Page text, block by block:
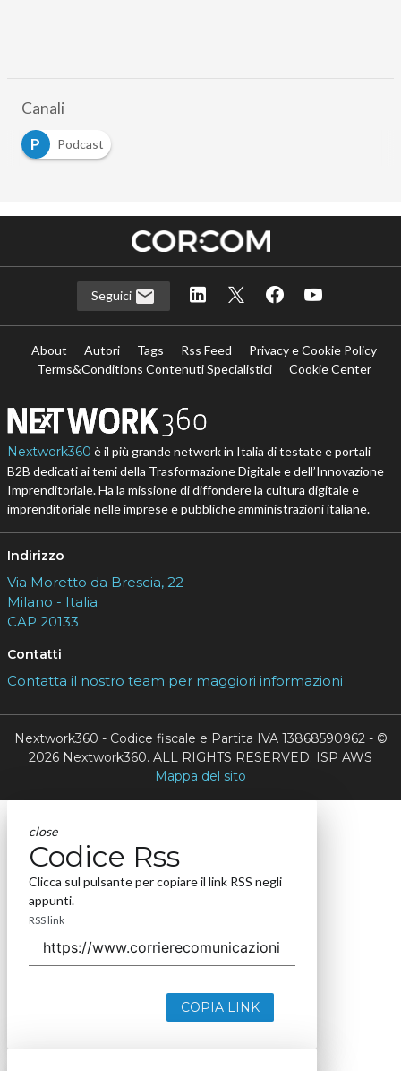
Canali
P
Podcast
Seguici
About Autori Tags Rss Feed
Privacy e Cookie Policy
Terms&Conditions Contenuti Specialistici
Cookie Center
Nextwork360 è il più grande network in Italia di testate e portali
B2B dedicati ai temi della Trasformazione Digitale e dell’Innovazione
Imprenditoriale. Ha la missione di diffondere la cultura digitale e
imprenditoriale nelle imprese e pubbliche amministrazioni italiane.
Indirizzo
Via Moretto da Brescia, 22
Milano - Italia
CAP 20133
Contatti
Contatta il nostro team per maggiori informazioni
Nextwork360 - Codice fiscale e Partita IVA 13868590962 - ©
2026 Nextwork360. ALL RIGHTS RESERVED. ISP AWS
Mappa del sito
close
Codice Rss
Clicca sul pulsante per copiare il link RSS negli
appunti.
RSS link
COPIA LINK